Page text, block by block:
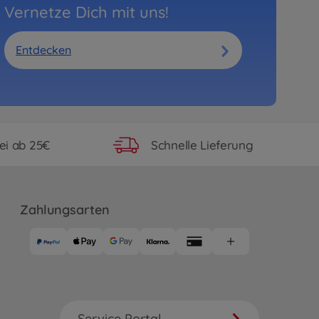
Vernetze Dich mit uns!
Entdecken
ab 25€ Schnelle Lieferung
Zahlungsarten